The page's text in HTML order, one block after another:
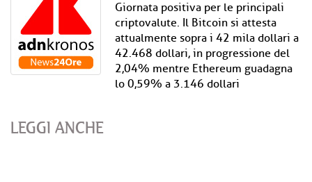
Giornata positiva per le principali
criptovalute. Il Bitcoin si attesta
attualmente sopra i 42 mila dollari a
42.468 dollari, in progressione del
2,04% mentre Ethereum guadagna
lo 0,59% a 3.146 dollari
LEGGI ANCHE